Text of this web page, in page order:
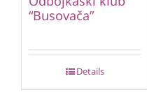
“Busovača”
Details